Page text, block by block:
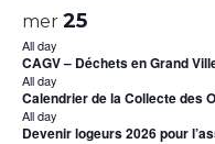
mer 25
All day
CAGV – Déchets en Grand
All day
Calendrier de la Collecte des
All day
Devenir logeurs 2026 pour